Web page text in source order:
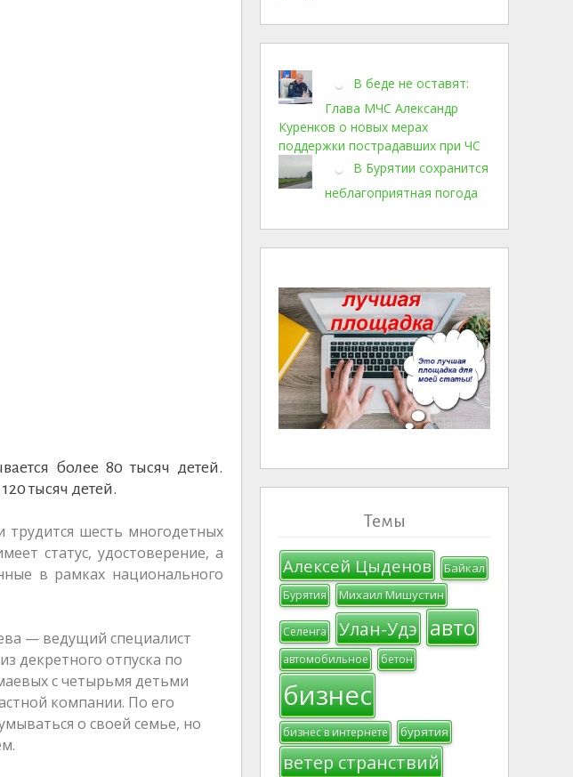
более 80 тысяч детей.
тысяч детей.
шесть многодетных
статус, удостоверение, а
в рамках национального
— ведущий специалист
декретного отпуска по
с четырьмя детьми
компании. По его
о своей семье, но
В беде не оставят:
Глава МЧС Александр
Куренков о новых мерах
поддержки пострадавших при ЧС
В Бурятии сохранится
неблагоприятная погода
Темы
Алексей Цыденов Байкал
Бурятия Михаил Мишустин
Селенга Улан-Удэ авто
автомобильное бетон
бизнес
бизнес в интернете бурятия
ветер странствий